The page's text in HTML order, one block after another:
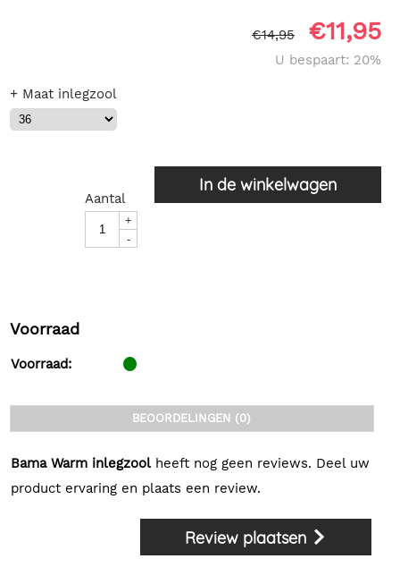
€14,95 €11,95
U bespaart: 20%
+ Maat inlegzool
Aantal
+
-
In de winkelwagen
Voorraad
Voorraad:
BEOORDELINGEN (0)
Bama Warm inlegzool heeft nog geen reviews. Deel uw
product ervaring en plaats een review.
Review plaatsen